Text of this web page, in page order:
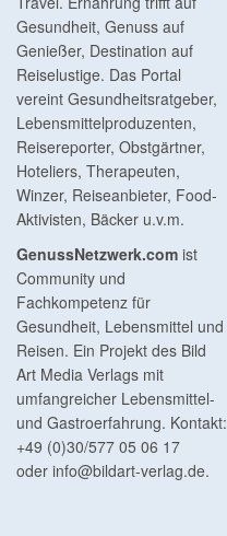
Gesundheit, Genuss auf
Genießer, Destination auf
Reiselustige. Das Portal
vereint Gesundheitsratgeber,
Lebensmittelproduzenten,
Reisereporter, Obstgärtner,
Hoteliers, Therapeuten,
Winzer, Reiseanbieter, Food-
Aktivisten, Bäcker u.v.m.
GenussNetzwerk.com ist
Community und
Fachkompetenz für
Gesundheit, Lebensmittel und
Reisen. Ein Projekt des Bild
Art Media Verlags mit
umfangreicher Lebensmittel-
und Gastroerfahrung. Kontakt:
+49 (0)30/577 05 06 17
oder info@bildart-verlag.de.